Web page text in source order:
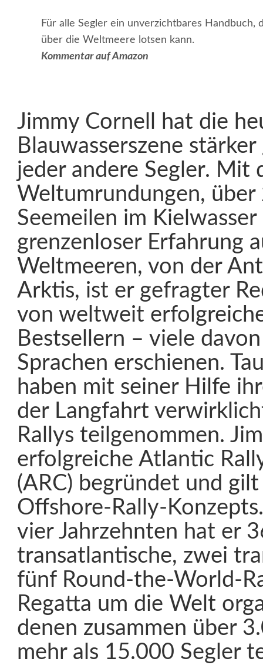
Für alle Segler ein unverzichtbares Handbuch,
über die Weltmeere lotsen kann.
Kommentar auf Amazon
Jimmy Cornell hat die
Blauwasserszene
jeder andere Segler. Mit
Weltumrundungen,
Seemeilen im Kielwasser
grenzenloser Erfahrung
Weltmeeren, von der
Arktis, ist er gefragter
von weltweit
Bestsellern – viele
Sprachen erschienen.
haben mit seiner Hilfe
der Langfahrt
Rallys teilgenommen.
erfolgreiche Atlantic
(ARC) begründet und
Offshore-Rally-
vier Jahrzehnten hat er
transatlantische, zwei
fünf Round-the-World-
Regatta um die Welt
denen zusammen über
mehr als 15.000 Segler